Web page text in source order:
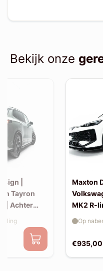
Bekijk onze
|
Tayron
| Achter
Maxton
MK2 R-
€935,00
Op